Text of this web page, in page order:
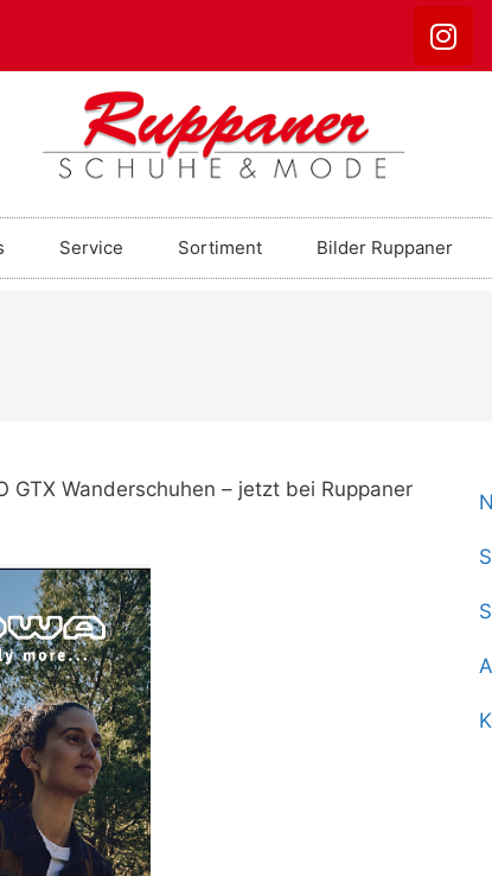
Service Sortiment Bilder Ruppaner
GTX Wanderschuhen – jetzt bei Ruppaner